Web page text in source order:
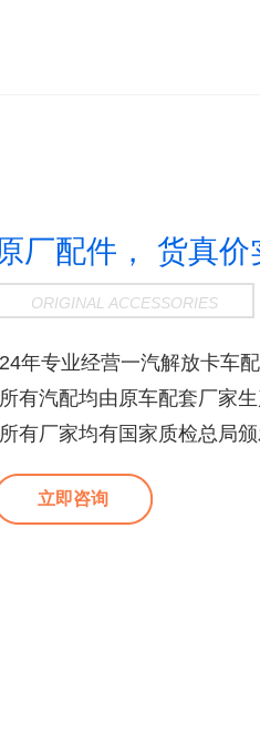
厂配件， 货真价
ORIGINAL ACCESSORIES
24年专业经营一汽解放卡车
所有汽配均由原车配套厂家生
所有厂家均有国家质检总局
立即咨询